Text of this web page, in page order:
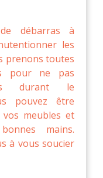
débarras à
les
prenons toutes
pour ne pas
durant le
pouvez être
meubles et
mains.
à vous soucier